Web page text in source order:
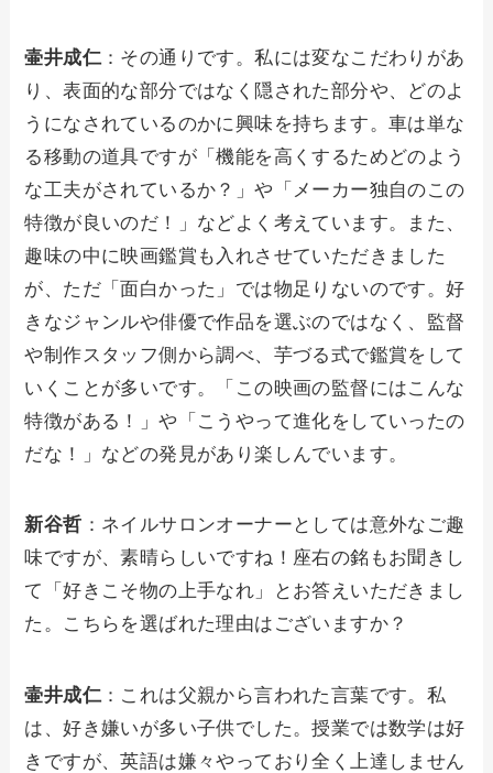
壷井成仁：その通りです。私には変なこだわりがあ
り、表面的な部分ではなく隠された部分や、どのよ
うになされているのかに興味を持ちます。車は単な
る移動の道具ですが「機能を高くするためどのよう
な工夫がされているか？」や「メーカー独自のこの
特徴が良いのだ！」などよく考えています。また、
趣味の中に映画鑑賞も入れさせていただきました
が、ただ「面白かった」では物足りないのです。好
きなジャンルや俳優で作品を選ぶのではなく、監督
や制作スタッフ側から調べ、芋づる式で鑑賞をして
いくことが多いです。「この映画の監督にはこんな
特徴がある！」や「こうやって進化をしていったの
だな！」などの発見があり楽しんでいます。
新谷哲 ：ネイルサロンオーナーとしては意外なご趣
味ですが、素晴らしいですね！座右の銘もお聞きし
て「好きこそ物の上手なれ」とお答えいただきまし
た。こちらを選ばれた理由はございますか？
壷井成仁 ：これは父親から言われた言葉です。私
は、好き嫌いが多い子供でした。授業では数学は好
きですが、英語は嫌々やっており全く上達しません